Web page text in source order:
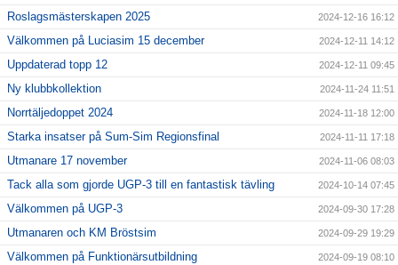
Roslagsmästerskapen 2025 2024-12-16 16:12
Välkommen på Luciasim 15 december 2024-12-11 14:12
Uppdaterad topp 12 2024-12-11 09:45
Ny klubbkollektion 2024-11-24 11:51
Norrtäljedoppet 2024 2024-11-18 12:00
Starka insatser på Sum-Sim Regionsfinal 2024-11-11 17:18
Utmanare 17 november 2024-11-06 08:03
Tack alla som gjorde UGP-3 till en fantastisk tävling 2024-10-14 07:45
Välkommen på UGP-3 2024-09-30 17:28
Utmanaren och KM Bröstsim 2024-09-29 19:29
Välkommen på Funktionärsutbildning 2024-09-19 08:10